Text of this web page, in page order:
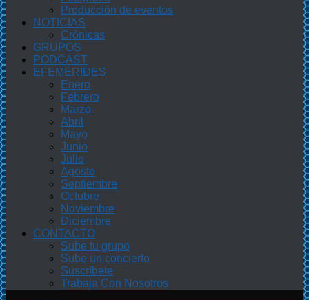
Producción de eventos
NOTICIAS
Crónicas
GRUPOS
PODCAST
EFEMÉRIDES
Enero
Febrero
Marzo
Abril
Mayo
Junio
Julio
Agosto
Septiembre
Octubre
Noviembre
Diciembre
CONTACTO
Sube tu grupo
Sube un concierto
Suscríbete
Trabaja Con Nosotros